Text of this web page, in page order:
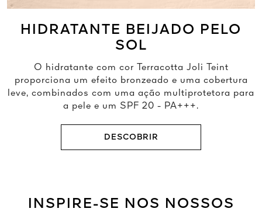
HIDRATANTE BEIJADO PELO
SOL
O hidratante com cor Terracotta Joli Teint
proporciona um efeito bronzeado e uma cobertura
leve, combinados com uma ação multiprotetora para
a pele e um SPF 20 - PA+++.
DESCOBRIR
INSPIRE-SE NOS NOSSOS